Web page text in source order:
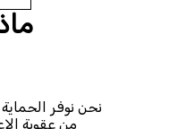
نحن نوفر
من عقوبة